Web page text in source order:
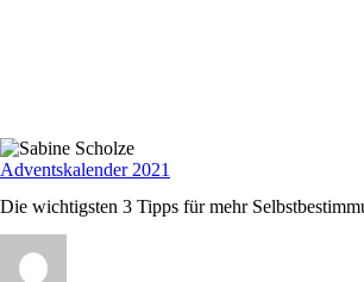
Adventskalender 2021
Die wichtigsten 3 Tipps für mehr